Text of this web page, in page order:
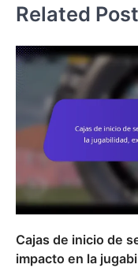
Related
Cajas de inicio de
impacto en la